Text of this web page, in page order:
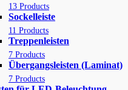
13 Products
Sockelleiste
11 Products
Treppenleisten
7 Products
Übergangsleisten (Laminat)
7 Products